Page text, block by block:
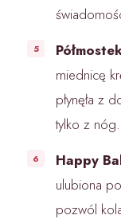
miednicę
płynęła z
tylko z nóg.
Happy
ulubiona
pozwól